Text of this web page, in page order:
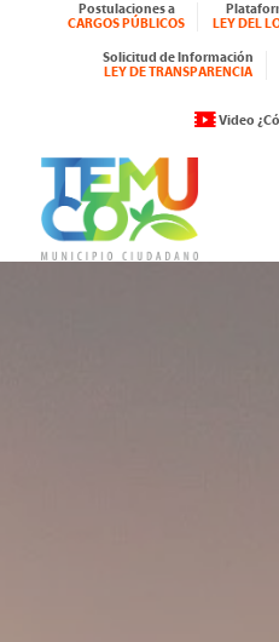
Postulaciones a
CARGOS PÚBLICOS
LEY DEL
Solicitud de Información
LEY DE TRANSPARENCIA
Video